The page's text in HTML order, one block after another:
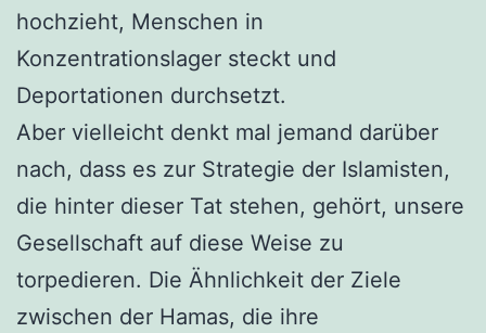
hochzieht, Menschen in
Konzentrationslager steckt und
Deportationen durchsetzt.
Aber vielleicht denkt mal jemand darüber
nach, dass es zur Strategie der Islamisten,
die hinter dieser Tat stehen, gehört, unsere
Gesellschaft auf diese Weise zu
torpedieren. Die Ähnlichkeit der Ziele
zwischen der Hamas, die ihre